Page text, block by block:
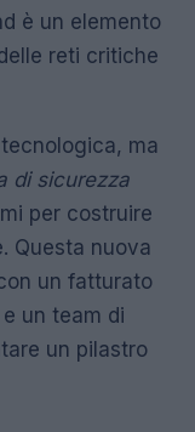
è un elemento
reti critiche
ma
di sicurezza
per costruire
Questa nuova
un fatturato
un team di
un pilastro